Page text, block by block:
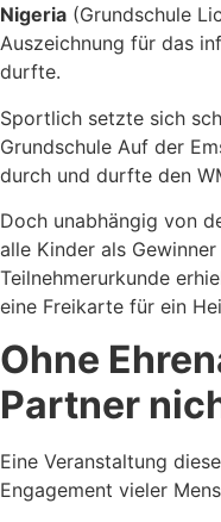
Nigeria (Grundschule
Auszeichnung für das
durfte.
Sportlich setzte sich
Grundschule Auf der
durch und durfte den
Doch unabhängig von
alle Kinder als
Teilnehmerurkunde
eine Freikarte für ein
Ohne
Partner
Eine Veranstaltung
Engagement vieler